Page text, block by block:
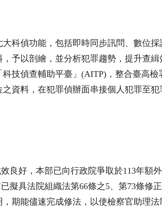
科偵功能，包括即時同步訊問、數位採
予以剖繪，並分析犯罪趨勢，提升查
技偵查輔助平臺」 (AITP) ，整合臺高
資料，在犯罪偵辦面串接個人犯罪至
良好，本部已向行政院爭取於113年額
擬具法院組織法第66條之 5、第73條修
期能儘速完成修法，以使檢察官助理